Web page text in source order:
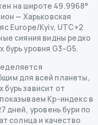
на широте 49.9968°
— Харьковская
Europe/Kyiv, UTC+2
сияния видны редко
уровня G3–G5.
для всей планеты,
зависит от
Kp-индекс в
дней, уровень бури по
солнца и качество